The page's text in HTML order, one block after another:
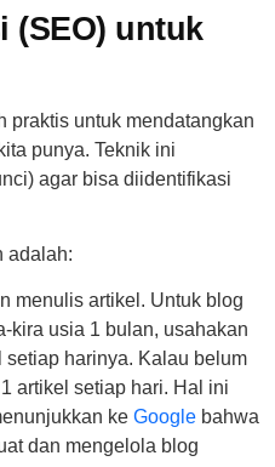
(SEO) untuk
praktis untuk mendatangkan
punya. Teknik ini
agar bisa diidentifikasi
adalah:
menulis artikel. Untuk blog
kira usia 1 bulan, usahakan
setiap harinya. Kalau belum
artikel setiap hari. Hal ini
ke Google bahwa
dan mengelola blog